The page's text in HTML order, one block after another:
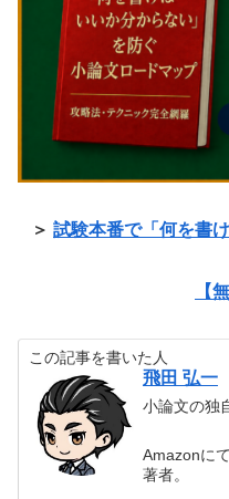
＞ 試験本番で「何を書
【
この記事を書いた人
飛田 弘一
小論文の独
Amazonに
著者。